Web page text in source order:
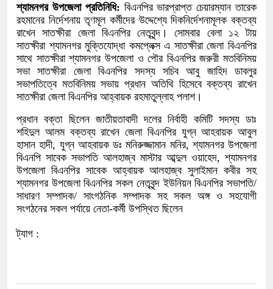
শ্যামনগর উপজেলা প্রতিনিধি: বিএনপির ভারপ্রাপ্ত চেয়ারম্যান তারেক
রহমানের নির্দেশনায় তৃণমূল কর্মীদের উদ্দেশ্যে দিকনির্দেশনামূলক বক্তব্য
রাখেন সাতক্ষীরা জেলা বিএনপির নেতৃবৃন্দ। সোমবার বেলা ১২ টায়
সাতক্ষীরা শ্যামনগর মুক্তিযোদ্ধা কমপ্লেক্স এ সাতক্ষীরা জেলা বিএনপির
সাথে সাতক্ষীরা শ্যামনগর উপজেলা ও পৌর বিএনপির জরুরী মতবিনিময়
সভা সাতক্ষীরা জেলা বিএনপির সদস্য সচিব আবু জাহিদ ডাবলুর
সভাপতিত্বে মতবিনিময় সভায় প্রধান অতিথি হিসেবে বক্তব্য রাখেন
সাতক্ষীরা জেলা বিএনপির আহ্বায়ক রহমাতুল্লাহ পলাশ।
প্রধান বক্তা ছিলেন জাতীয়তাবাদী দলের নির্বাহী কমিটি সদস্য ডাঃ
শহিদুল আলম বক্তব্য রাখেন জেলা বিএনপির যুগ্ন আহবায়ক আবুল
হাসান হাদী, যুগ্ন আহবায়ক ডঃ মনিরুজ্জামান মনির, শ্যামনগর উপজেলা
বিএনপি সাবেক সভাপতি আলহাজ্ব মাস্টার আব্দুল ওয়াহেদ, শ্যামনগর
উপজেলা বিএনপির সাবেক আহ্বায়ক আলহাজ্ব সুলাইমান কবীর সহ
শ্যামনগর উপজেলা বিএনপির সকল নেতৃবৃন্দ ইউনিয়ন বিএনপির সভাপতি/
সাধারণ সম্পাদক/ সাংগঠনিক সম্পাদক সহ সকল অঙ্গ ও সহযোগী
সংগঠনের সকল পর্যায়ে নেতা-কর্মী উপস্থিত ছিলেন
ট্যাগ :